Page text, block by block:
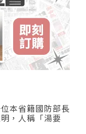
本省籍國防部長
，人稱「湯要